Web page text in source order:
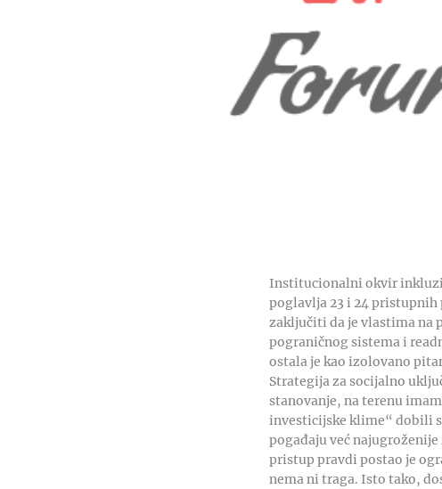
Institucionalni okvir
poglavlja 23 i 24 pristupnih
zaključiti da je vlastima na
pograničnog sistema i
ostala je kao izolovano
Strategija za socijalno
stanovanje, na terenu
investicijske klime“ dobili
pogađaju već
pristup pravdi postao je
nema ni traga. Isto tako,